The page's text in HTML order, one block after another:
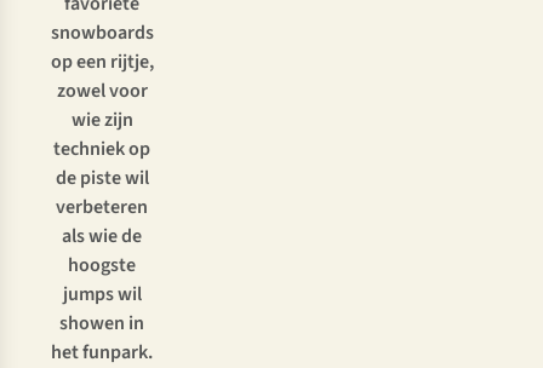
snowboards
op een rijtje,
zowel voor
wie zijn
techniek op
de piste wil
verbeteren
als wie de
hoogste
jumpswil
showen in
het funpark.